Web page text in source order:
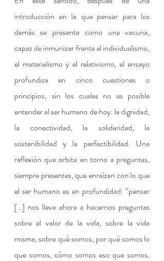
introducción en la que pensar para los
demás se presenta como una vacuna,
capaz de inmunizar frente al individualismo,
el materialismo y el relativismo, el ensayo
profundiza en cinco cuestiones o
principios, sin los cuales no es posible
entender al ser humano de hoy: la dignidad,
la conectividad, la solidaridad, la
sostenibilidad y la perfectibilidad. Una
reflexión que orbita en torno a preguntas,
siempre presentes, que enraízan con lo que
el ser humano es en profundidad: “pensar
[…] nos lleva ahora a hacernos preguntas
sobre el valor de la vida, sobre la vida
misma, sobre qué somos, por qué somos lo
que somos, cómo somos eso que somos,